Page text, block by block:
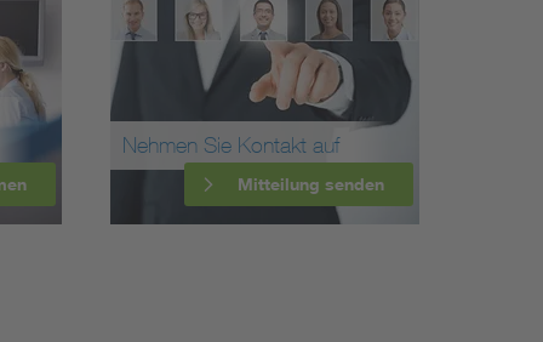
Nehmen Sie Kontakt auf
Mitteilung senden